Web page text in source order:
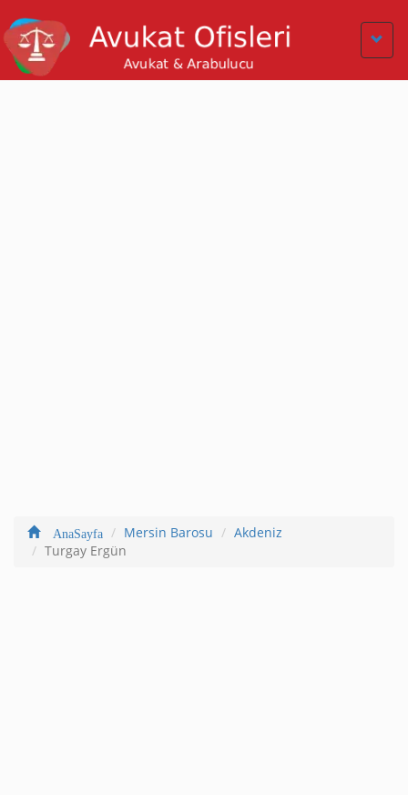
AnaSayfa Mersin Barosu
Akdeniz
Turgay Ergün